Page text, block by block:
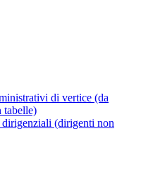
di vertice (da
tabelle)
(dirigenti non